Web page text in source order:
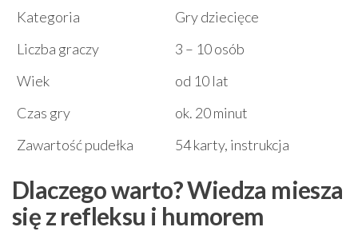
Kategoria
Gry dziecięce
Liczba graczy
3 – 10 osób
Wiek
od 10 lat
Czas gry
ok. 20 minut
Zawartość pudełka
54 karty, instrukcja
Dlaczego warto? Wiedza miesza
się z refleksu i humorem